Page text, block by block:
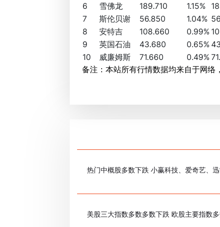
6
雪佛龙 189.710 1.15%
7
斯伦贝谢 56.850 1.04%
8
安特吉 108.660 0.99%
9
英国石油 43.680 0.65%
10
威廉姆斯 71.660 0.49%
备注：本站所有行情数据均来自于网
热门中概股多数下跌 小赢科技、爱奇艺、
美股三大指数多数多数下跌 欧股主要指数